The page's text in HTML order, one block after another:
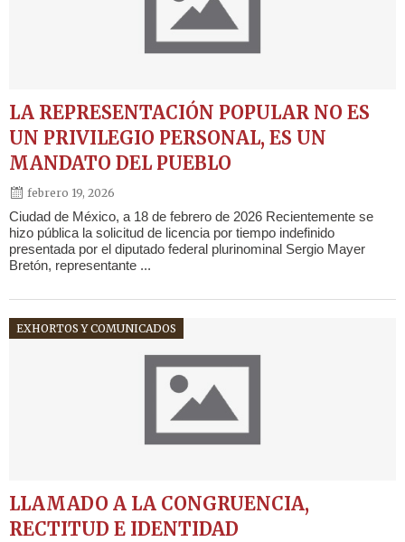
LA REPRESENTACIÓN POPULAR NO ES
UN PRIVILEGIO PERSONAL, ES UN
MANDATO DEL PUEBLO
febrero 19, 2026
Ciudad de México, a 18 de febrero de 2026 Recientemente se
hizo pública la solicitud de licencia por tiempo indefinido
presentada por el diputado federal plurinominal Sergio Mayer
Bretón, representante ...
EXHORTOS Y COMUNICADOS
LLAMADO A LA CONGRUENCIA,
RECTITUD E IDENTIDAD